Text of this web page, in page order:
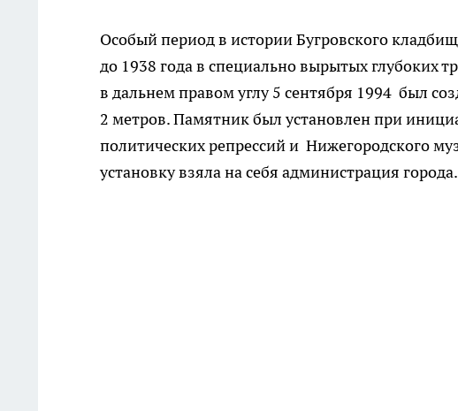
Особый период в истории Бугровского
до 1938 года в специально вырытых глубоких
в дальнем правом углу 5 сентября 1994 был
2 метров. Памятник был установлен при
политических репрессий и Нижегородского
установку взяла на себя администрация города.